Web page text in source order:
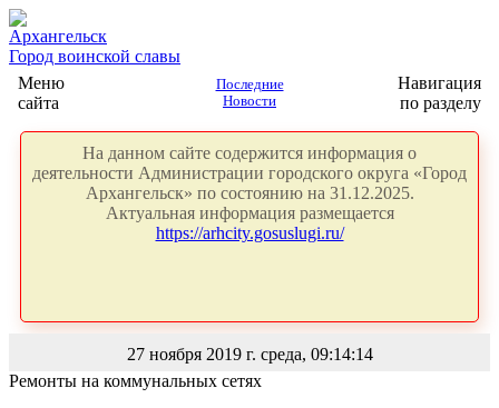
Архангельск
Город воинской славы
Меню
сайта
Последние
Новости
Навигация
по разделу
На данном сайте содержится информация о
деятельности Администрации городского округа «Город
Архангельск» по состоянию на 31.12.2025.
Актуальная информация размещается
https://arhcity.gosuslugi.ru/
27 ноября 2019 г. среда, 09:14:14
Ремонты на коммунальных сетях